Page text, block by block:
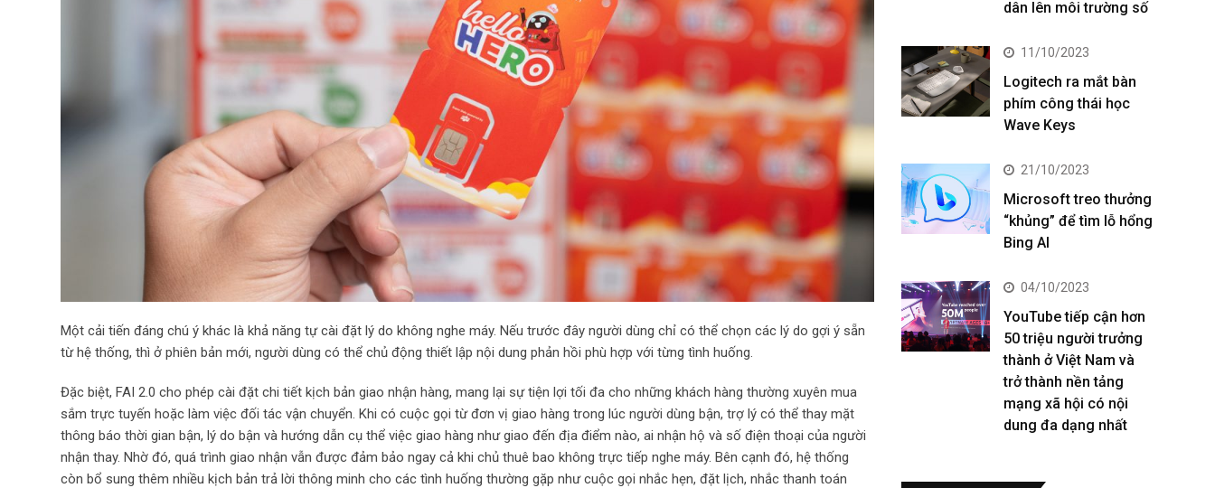
Một cải tiến đáng chú ý khác là khả năng tự cài đặt lý do không nghe máy. Nếu trước đây người dùng chỉ có thể chọn các lý do gợi ý sẵn
từ hệ thống, thì ở phiên bản mới, người dùng có thể chủ động thiết lập nội dung phản hồi phù hợp với từng tình huống.
Đặc biệt, FAI 2.0 cho phép cài đặt chi tiết kịch bản giao nhận hàng, mang lại sự tiện lợi tối đa cho những khách hàng thường xuyên mua
sắm trực tuyến hoặc làm việc đối tác vận chuyển. Khi có cuộc gọi từ đơn vị giao hàng trong lúc người dùng bận, trợ lý có thể thay mặt
thông báo thời gian bận, lý do bận và hướng dẫn cụ thể việc giao hàng như giao đến địa điểm nào, ai nhận hộ và số điện thoại của người
nhận thay. Nhờ đó, quá trình giao nhận vẫn được đảm bảo ngay cả khi chủ thuê bao không trực tiếp nghe máy. Bên cạnh đó, hệ thống
còn bổ sung thêm nhiều kịch bản trả lời thông minh cho các tình huống thường gặp như cuộc gọi nhắc hẹn, đặt lịch, nhắc thanh toán
dân lên môi trường số
11/10/2023
Logitech ra mắt bàn
phím công thái học
Wave Keys
21/10/2023
Microsoft treo thưởng
“khủng” để tìm lỗ hổng
Bing AI
04/10/2023
YouTube tiếp cận hơn
50 triệu người trưởng
thành ở Việt Nam và
trở thành nền tảng
mạng xã hội có nội
dung đa dạng nhất